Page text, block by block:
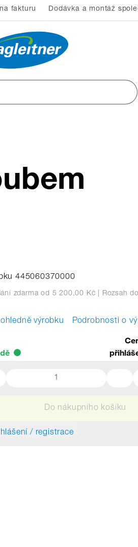
fakturu Dodávka a montáž
445060370000
zdarma od 5 200,00 Kč | Rozsah
výrobku Podrobnosti o
Do nákupního košíku
/ registrace